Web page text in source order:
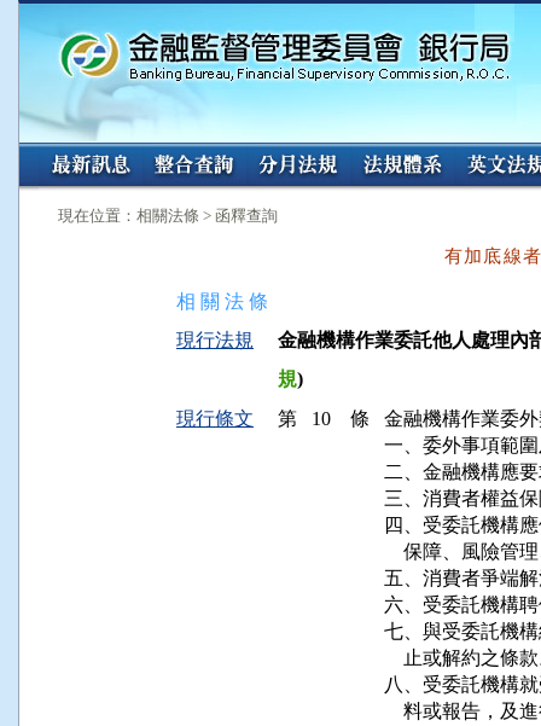
:::
現在位置：相關法條 > 函釋查詢
有加底線
相 關 法 條
現行法規
金融機構作業委託他人處理內
規)
現行條文
第 10 條
金融機構作業委
一、委外事項範
二、金融機構應
三、消費者權益
四、受委託機構
保障、風險管
五、消費者爭端
六、受委託機構
七、與受委託機
止或解約之條
八、受委託機構
料或報告，及